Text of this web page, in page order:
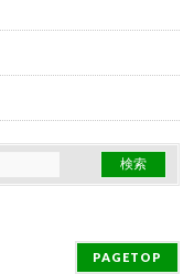
PAGETOP